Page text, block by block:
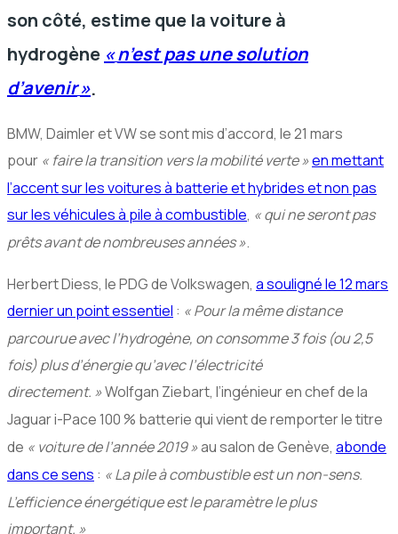
son côté, estime que la voiture à
hydrogène «n’est pas une solution
d’avenir».
BMW, Daimler etVWse sont mis d’accord, le 21 mars
pour « faire la transition vers la mobilité verte»en mettant
l’accent sur les voitures à batterie et hybrides et non pas
sur les véhicules à pile à combustible, «qui ne seront pas
prêts avant de nombreuses années».
Herbert Diess, lePDGde Volkswagen, a souligné le 12 mars
dernier un point essentiel : «Pour la même distance
parcourue avec l’hydrogène, on consomme 3 fois (ou 2,5
fois) plus d’énergie qu’avec l’électricité
directement. »Wolfgan Ziebart, l’ingénieur en chef de la
Jaguar i-Pace 100 % batterie qui vient de remporter le titre
de « voiture de l’année 2019»au salon de Genève, abonde
dans ce sens : «La pile à combustible est un non-sens.
L’efficience énergétique est le paramètre le plus
important. »